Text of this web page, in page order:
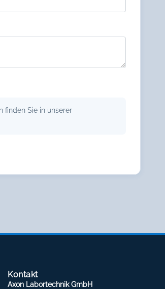
finden Sie in unserer
Kontakt
Axon Labortechnik GmbH